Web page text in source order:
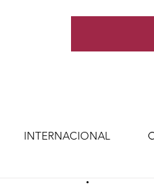
INTERNACIONAL